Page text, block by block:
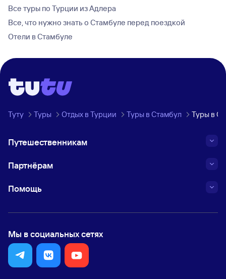
Все туры по Турции из Адлера
Все, что нужно знать о Стамбуле перед поездкой
Отели в Стамбуле
Туту Туры Отдых в Турции Туры в Стамбул Туры в
Путешественникам
Партнёрам
Помощь
Мы в социальных сетях